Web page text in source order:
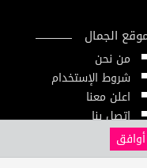
الجمال
من نحن
شروط الإستخدام
اعلن معنا
إتصل بنا
أوافق